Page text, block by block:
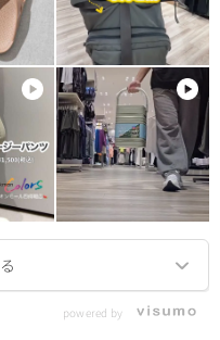
powered by